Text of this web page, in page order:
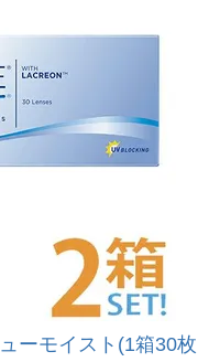
ーモイスト(1箱30枚